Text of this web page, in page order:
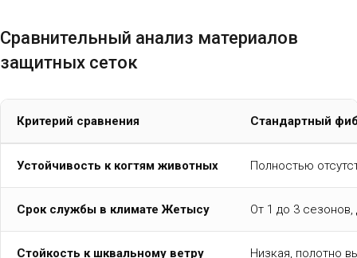
Сравнительный анализ материалов
защитных сеток
Критерий сравнения Стандартный
Устойчивость к когтям животных Полностью
Срок службы в климате Жетысу От 1 до 3
Стойкость к шквальному ветру Низкая, полотно